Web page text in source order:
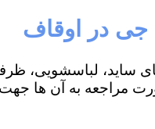
جی در اوقاف
ساید، لباسشویی،
به آن ها جهت